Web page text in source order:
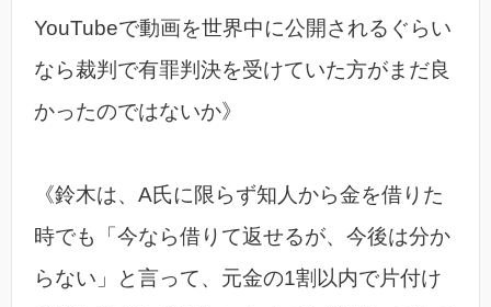
YouTubeで動画を世界中に公開されるぐらい
なら裁判で有罪判決を受けていた方がまだ良
かったのではないか》
《鈴木は、A氏に限らず知人から金を借りた
時でも「今なら借りて返せるが、今後は分か
らない」と言って、元金の1割以内で片付け